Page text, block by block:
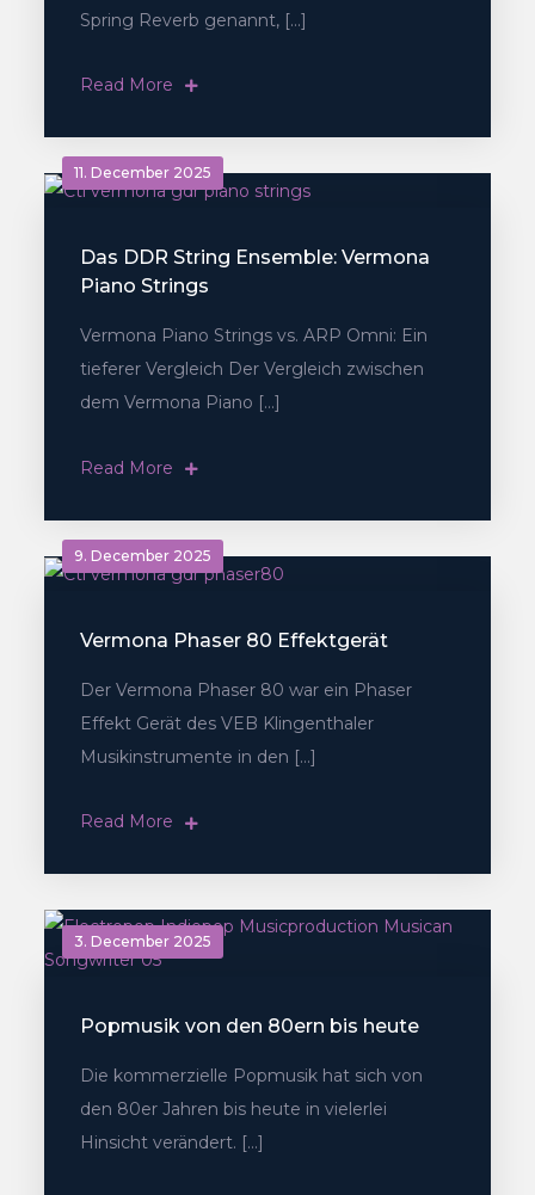
Spring Reverb genannt, […]
Read More
11. December 2025
Das DDR String Ensemble: Vermona
Piano Strings
Vermona Piano Strings vs. ARP Omni: Ein
tieferer Vergleich Der Vergleich zwischen
dem Vermona Piano […]
Read More
9. December 2025
Vermona Phaser 80 Effektgerät
Der Vermona Phaser 80 war ein Phaser
Effekt Gerät des VEB Klingenthaler
Musikinstrumente in den […]
Read More
3. December 2025
Popmusik von den 80ern bis heute
Die kommerzielle Popmusik hat sich von
den 80er Jahren bis heute in vielerlei
Hinsicht verändert. […]